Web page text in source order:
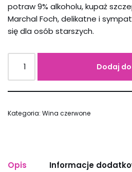
potraw 9% alkoholu, kupaż
Marchal Foch, delikatne i
się dla osób starszych.
Dodaj
Kategoria: Wina czerwone
Opis Informacje